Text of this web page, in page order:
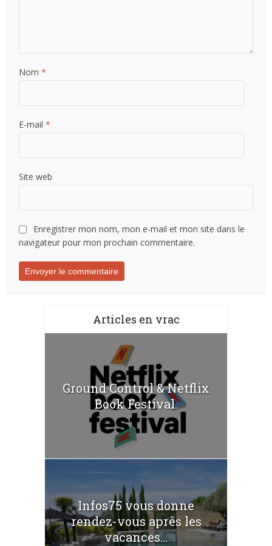
Nom*
E-mail*
Site web
Enregistrer mon nom, mon e-mail et mon site dans le
navigateur pour mon prochain commentaire.
Articles en vrac
Ground Control & Netflix
Book Festival.
Infos75 vous donne
rendez-vous après les
vacances...